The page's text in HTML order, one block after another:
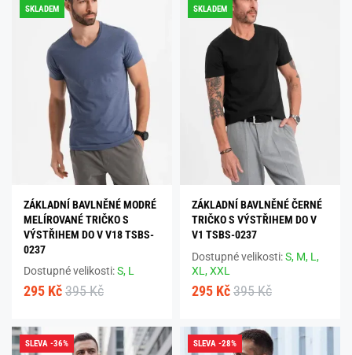
SKLADEM
ZÁKLADNÍ BAVLNĚNÉ MODRÉ
MELÍROVANÉ TRIČKO S
VÝSTŘIHEM DO V V18 TSBS-
0237
Dostupné velikosti:S, L
295 Kč 395 Kč
SKLADEM
ZÁKLADNÍ BAVLNĚNÉ ČERNÉ
TRIČKO S VÝSTŘIHEM DO V
V1 TSBS-0237
Dostupné velikosti:S, M, L,
XL,XXL
295 Kč 395 Kč
SLEVA -36%
SLEVA -28%